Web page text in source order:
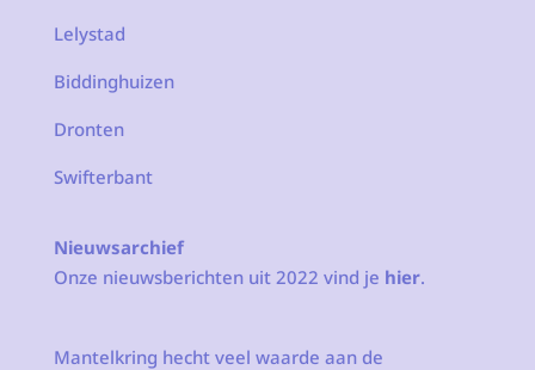
Lelystad
Biddinghuizen
Dronten
Swifterbant
Nieuwsarchief
Onze nieuwsberichten uit 2022 vind je hier.
Mantelkring hecht veel waarde aan de